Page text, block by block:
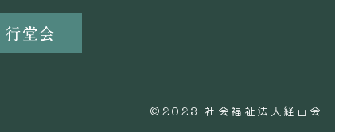
©2023 社会福祉法人経山会